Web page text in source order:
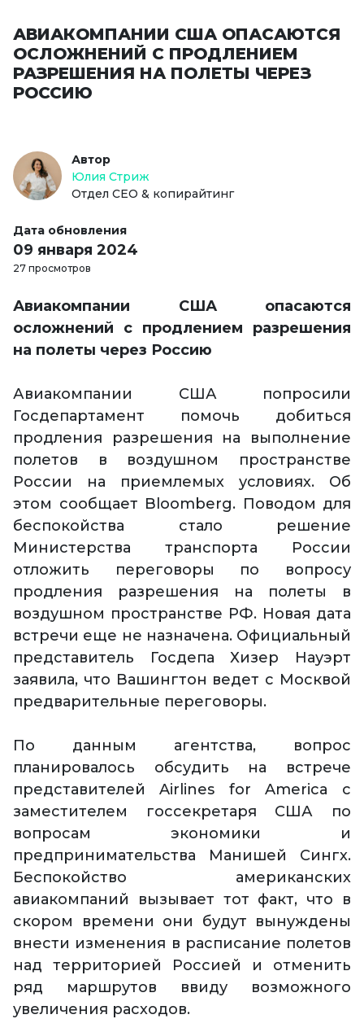
АВИАКОМПАНИИ США ОПАСАЮТСЯ
ОСЛОЖНЕНИЙ С ПРОДЛЕНИЕМ
РАЗРЕШЕНИЯ НА ПОЛЕТЫ ЧЕРЕЗ
РОССИЮ
Автор
Юлия Стриж
Отдел СЕО & копирайтинг
Дата обновления
09 января 2024
27 просмотров
Авиакомпании США опасаются
осложнений с продлением разрешения
на полеты через Россию
Авиакомпании США попросили
Госдепартамент помочь добиться
продления разрешения на выполнение
полетов в воздушном пространстве
России на приемлемых условиях. Об
этом сообщает Bloomberg. Поводом для
беспокойства стало решение
Министерства транспорта России
отложить переговоры по вопросу
продления разрешения на полеты в
воздушном пространстве РФ. Новая дата
встречи еще не назначена. Официальный
представитель Госдепа Хизер Науэрт
заявила, что Вашингтон ведет с Москвой
предварительные переговоры.
По данным агентства, вопрос
планировалось обсудить на встрече
представителей Airlines for America с
заместителем госсекретаря США по
вопросам экономики и
предпринимательства Манишей Сингх.
Беспокойство американских
авиакомпаний вызывает тот факт, что в
скором времени они будут вынуждены
внести изменения в расписание полетов
над территорией Россией и отменить
ряд маршрутов ввиду возможного
увеличения расходов.